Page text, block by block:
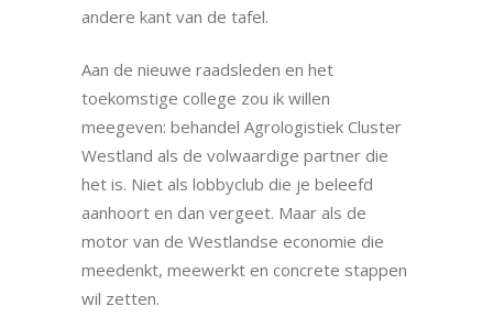
andere kant van de tafel.
Aan de nieuwe raadsleden en het
toekomstige college zou ik willen
meegeven: behandel Agrologistiek Cluster
Westland als de volwaardige partner die
het is. Niet als lobbyclub die je beleefd
aanhoort en dan vergeet. Maar als de
motor van de Westlandse economie die
meedenkt, meewerkt en concrete stappen
wil zetten.